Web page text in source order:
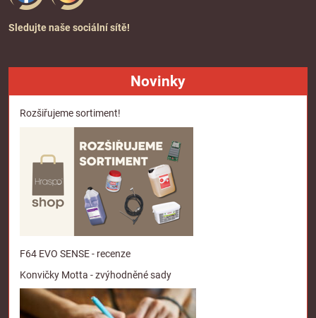
Sledujte naše sociální sítě!
Novinky
Rozšiřujeme sortiment!
F64 EVO SENSE - recenze
Konvičky Motta - zvýhodněné sady